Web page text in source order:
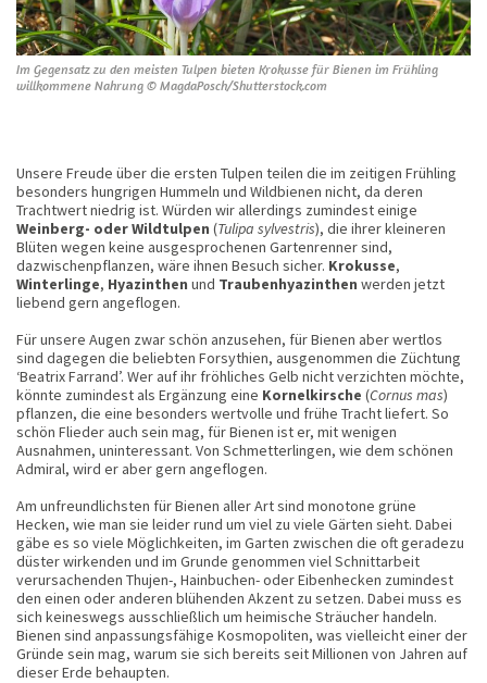
Im Gegensatz zu den meisten Tulpen bieten Krokusse für Bienen im Frühling
willkommene Nahrung © MagdaPosch/Shutterstock.com
Unsere Freude über die ersten Tulpen teilen die im zeitigen Frühling
besonders hungrigen Hummeln und Wildbienen nicht, da deren
Trachtwert niedrig ist. Würden wir allerdings zumindest einige
Weinberg- oder Wildtulpen (Tulipa sylvestris), die ihrer kleineren
Blüten wegen keine ausgesprochenen Gartenrenner sind,
dazwischenpflanzen, wäre ihnen Besuch sicher. Krokusse,
Winterlinge, Hyazinthen und Traubenhyazinthen werden jetzt
liebend gern angeflogen.
Für unsere Augen zwar schön anzusehen, für Bienen aber wertlos
sind dagegen die beliebten Forsythien, ausgenommen die Züchtung
‘Beatrix Farrandʼ. Wer auf ihr fröhliches Gelb nicht verzichten möchte,
könnte zumindest als Ergänzung eine Kornelkirsche (Cornus mas)
pflanzen, die eine besonders wertvolle und frühe Tracht liefert. So
schön Flieder auch sein mag, für Bienen ist er, mit wenigen
Ausnahmen, uninteressant. Von Schmetterlingen, wie dem schönen
Admiral, wird er aber gern angeflogen.
Am unfreundlichsten für Bienen aller Art sind monotone grüne
Hecken, wie man sie leider rund um viel zu viele Gärten sieht. Dabei
gäbe es so viele Möglichkeiten, im Garten zwischen die oft geradezu
düster wirkenden und im Grunde genommen viel Schnittarbeit
verursachenden Thujen-, Hainbuchen- oder Eibenhecken zumindest
den einen oder anderen blühenden Akzent zu setzen. Dabei muss es
sich keineswegs ausschließlich um heimische Sträucher handeln.
Bienen sind anpassungsfähige Kosmopoliten, was vielleicht einer der
Gründe sein mag, warum sie sich bereits seit Millionen von Jahren auf
dieser Erde behaupten.